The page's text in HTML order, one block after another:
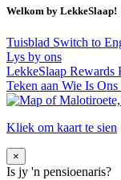
Welkom by LekkeSlaap!
Tuisblad Switch to
Lys by ons
LekkeSlaap Rewards
Teken aan Wie Is Ons
Kliek om kaart te sien
×
Is jy 'n pensioenaris?